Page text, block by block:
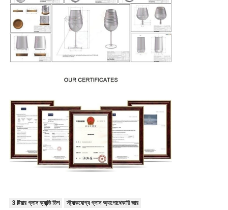
3 টিয়ার গ্লাস ক্যান্ডি ডিশ
স্ট্যাকযোগ্য গ্লাস অ্যাপোথেকারি জার